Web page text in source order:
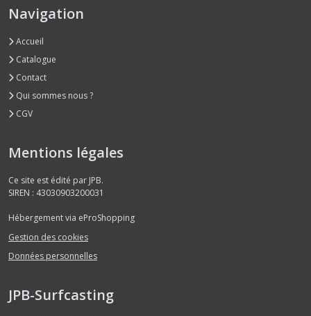
Navigation
Accueil
Catalogue
Contact
Qui sommes nous ?
CGV
Mentions légales
Ce site est édité par JPB.
SIREN : 43030903200031
Hébergement via eProShopping
Gestion des cookies
Données personnelles
JPB-Surfcasting